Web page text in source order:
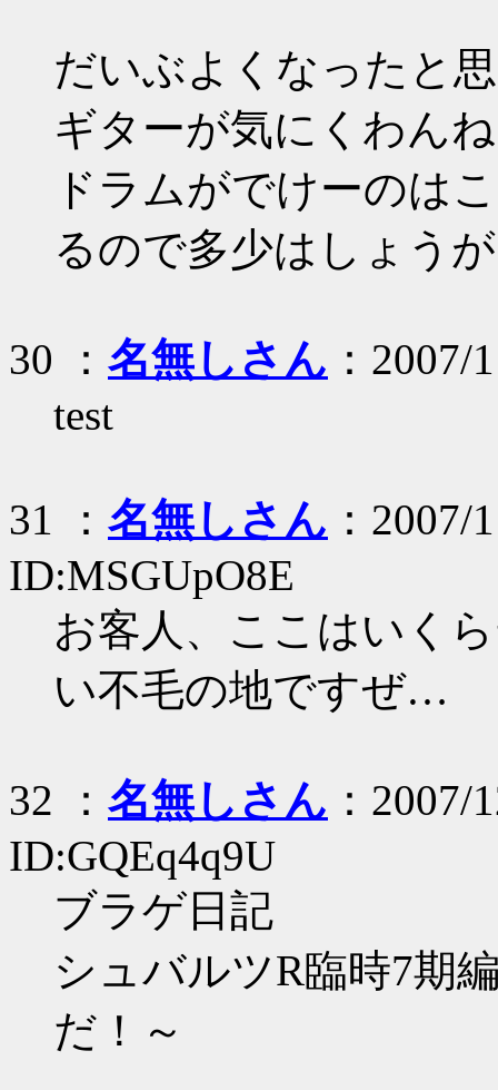
だいぶよくなったと
ギターが気にくわん
ドラムがでけーのは
るので多少はしょう
30 ： 名無しさん ：
test
31 ： 名無しさん ：2007/
ID:MSGUpO8E
お客人、ここはいく
い不毛の地ですぜ…
32 ： 名無しさん ：2007/
ID:GQEq4q9U
ブラゲ日記
シュバルツR臨時7期
だ！～